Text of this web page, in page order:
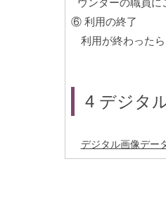
⑥ 利用の終了
利用が終わった
4 デジタ
デジタル画像デー